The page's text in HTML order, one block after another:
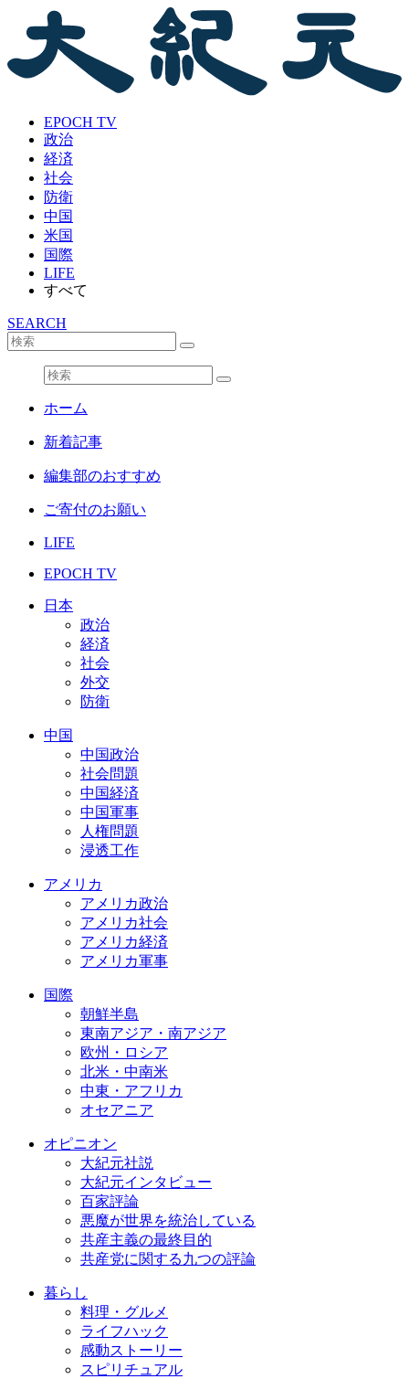
EPOCH TV
政治
経済
社会
防衛
中国
米国
国際
LIFE
すべて
SEARCH
ホーム
新着記事
編集部のおすすめ
ご寄付のお願い
LIFE
EPOCH TV
日本
政治
経済
社会
外交
防衛
中国
中国政治
社会問題
中国経済
中国軍事
人権問題
浸透工作
アメリカ
アメリカ政治
アメリカ社会
アメリカ経済
アメリカ軍事
国際
朝鮮半島
東南アジア・南アジア
欧州・ロシア
北米・中南米
中東・アフリカ
オセアニア
オピニオン
大紀元社説
大紀元インタビュー
百家評論
悪魔が世界を統治している
共産主義の最終目的
共産党に関する九つの評論
暮らし
料理・グルメ
ライフハック
感動ストーリー
スピリチュアル